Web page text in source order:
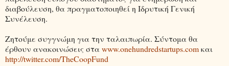
διαβούλευση, θα πραγματοποιηθεί η Ιδρυτική Γενική
Συνέλευση.
Ζητούμε συγγνώμη για την ταλαιπωρία. Σύντομα θα
έρθουν ανακοινώσεις σταwww.onehundredstartups.comκαι
http://twitter.com/TheCoopFund